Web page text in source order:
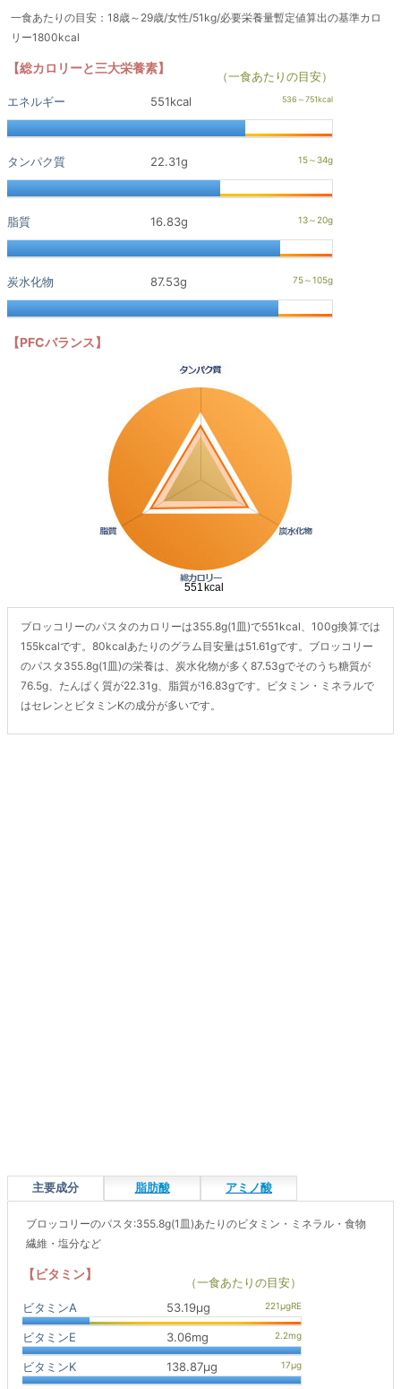
一食あたりの目安：18歳～29歳/女性/51kg/必要栄養量暫定値算出の基準カロ
リー1800kcal
【総カロリーと三大栄養素】
（一食あたりの目安）
エネルギー
551kcal
タンパク質 22.31g
脂質 16.83g
炭水化物 87.53g
【PFCバランス】
ブロッコリーのパスタのカロリーは355.8g(1皿)で551kcal、100g換算では
155kcalです。80kcalあたりのグラム目安量は51.61gです。ブロッコリー
のパスタ355.8g(1皿)の栄養は、炭水化物が多く87.53gでそのうち糖質が
76.5g、たんぱく質が22.31g、脂質が16.83gです。ビタミン・ミネラルで
はセレンとビタミンKの成分が多いです。
主要成分 脂肪酸 アミノ酸
ブロッコリーのパスタ:355.8g(1皿)あたりのビタミン・ミネラル・食物
繊維・塩分など
【ビタミン】
（一食あたりの目安）
ビタミンA
53.19μg
ビタミンE 3.06mg
ビタミンK 138.87μg